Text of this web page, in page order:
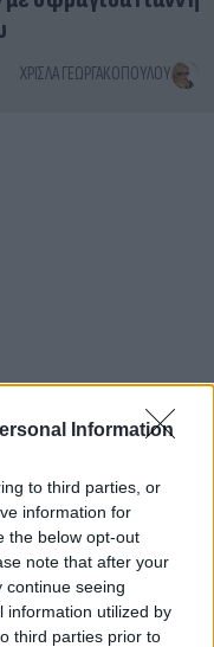
Information
to third parties, or
information for
the below opt-out
note that after your
continue seeing
information utilized by
third parties prior to
ΧΡΊΣΛΑ ΓΕΩΡΓΑΚΟΠΟΎΛΟΥ